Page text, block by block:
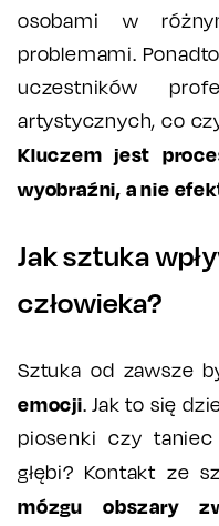
osobami w
problemami.
uczestników
artystycznych, co
Kluczem jest
wyobraźni, a nie
Jak sztuka
człowieka?
Sztuka od zawsze
emocji. Jak to się
piosenki czy
głębi? Kontakt ze
mózgu obszary